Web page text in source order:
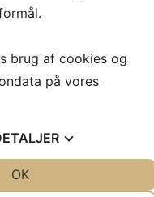
De
brug af cookies og
på vores
OK